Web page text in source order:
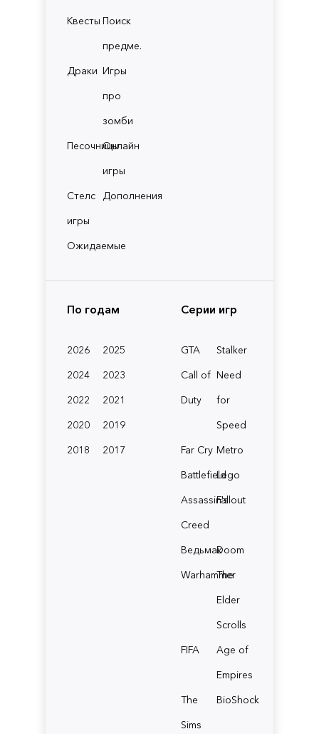
Квесты Поиск
предме.
Драки Игры
про
зомби
ПесочницыОнлайн
игры
Стелс
игры
Дополнения
Ожидаемые
По годам
2026
2025
2024
2023
2022
2021
2020
2019
2018
2017
Серии игр
GTA
Stalker
Call of
Duty
Need
for
Speed
Far Cry Metro
BattlefieldLego
Assassin's
Creed
Fallout
ВедьмакDoom
Warhammer
The
Elder
Scrolls
FIFA
Age of
Empires
The
Sims
BioShock